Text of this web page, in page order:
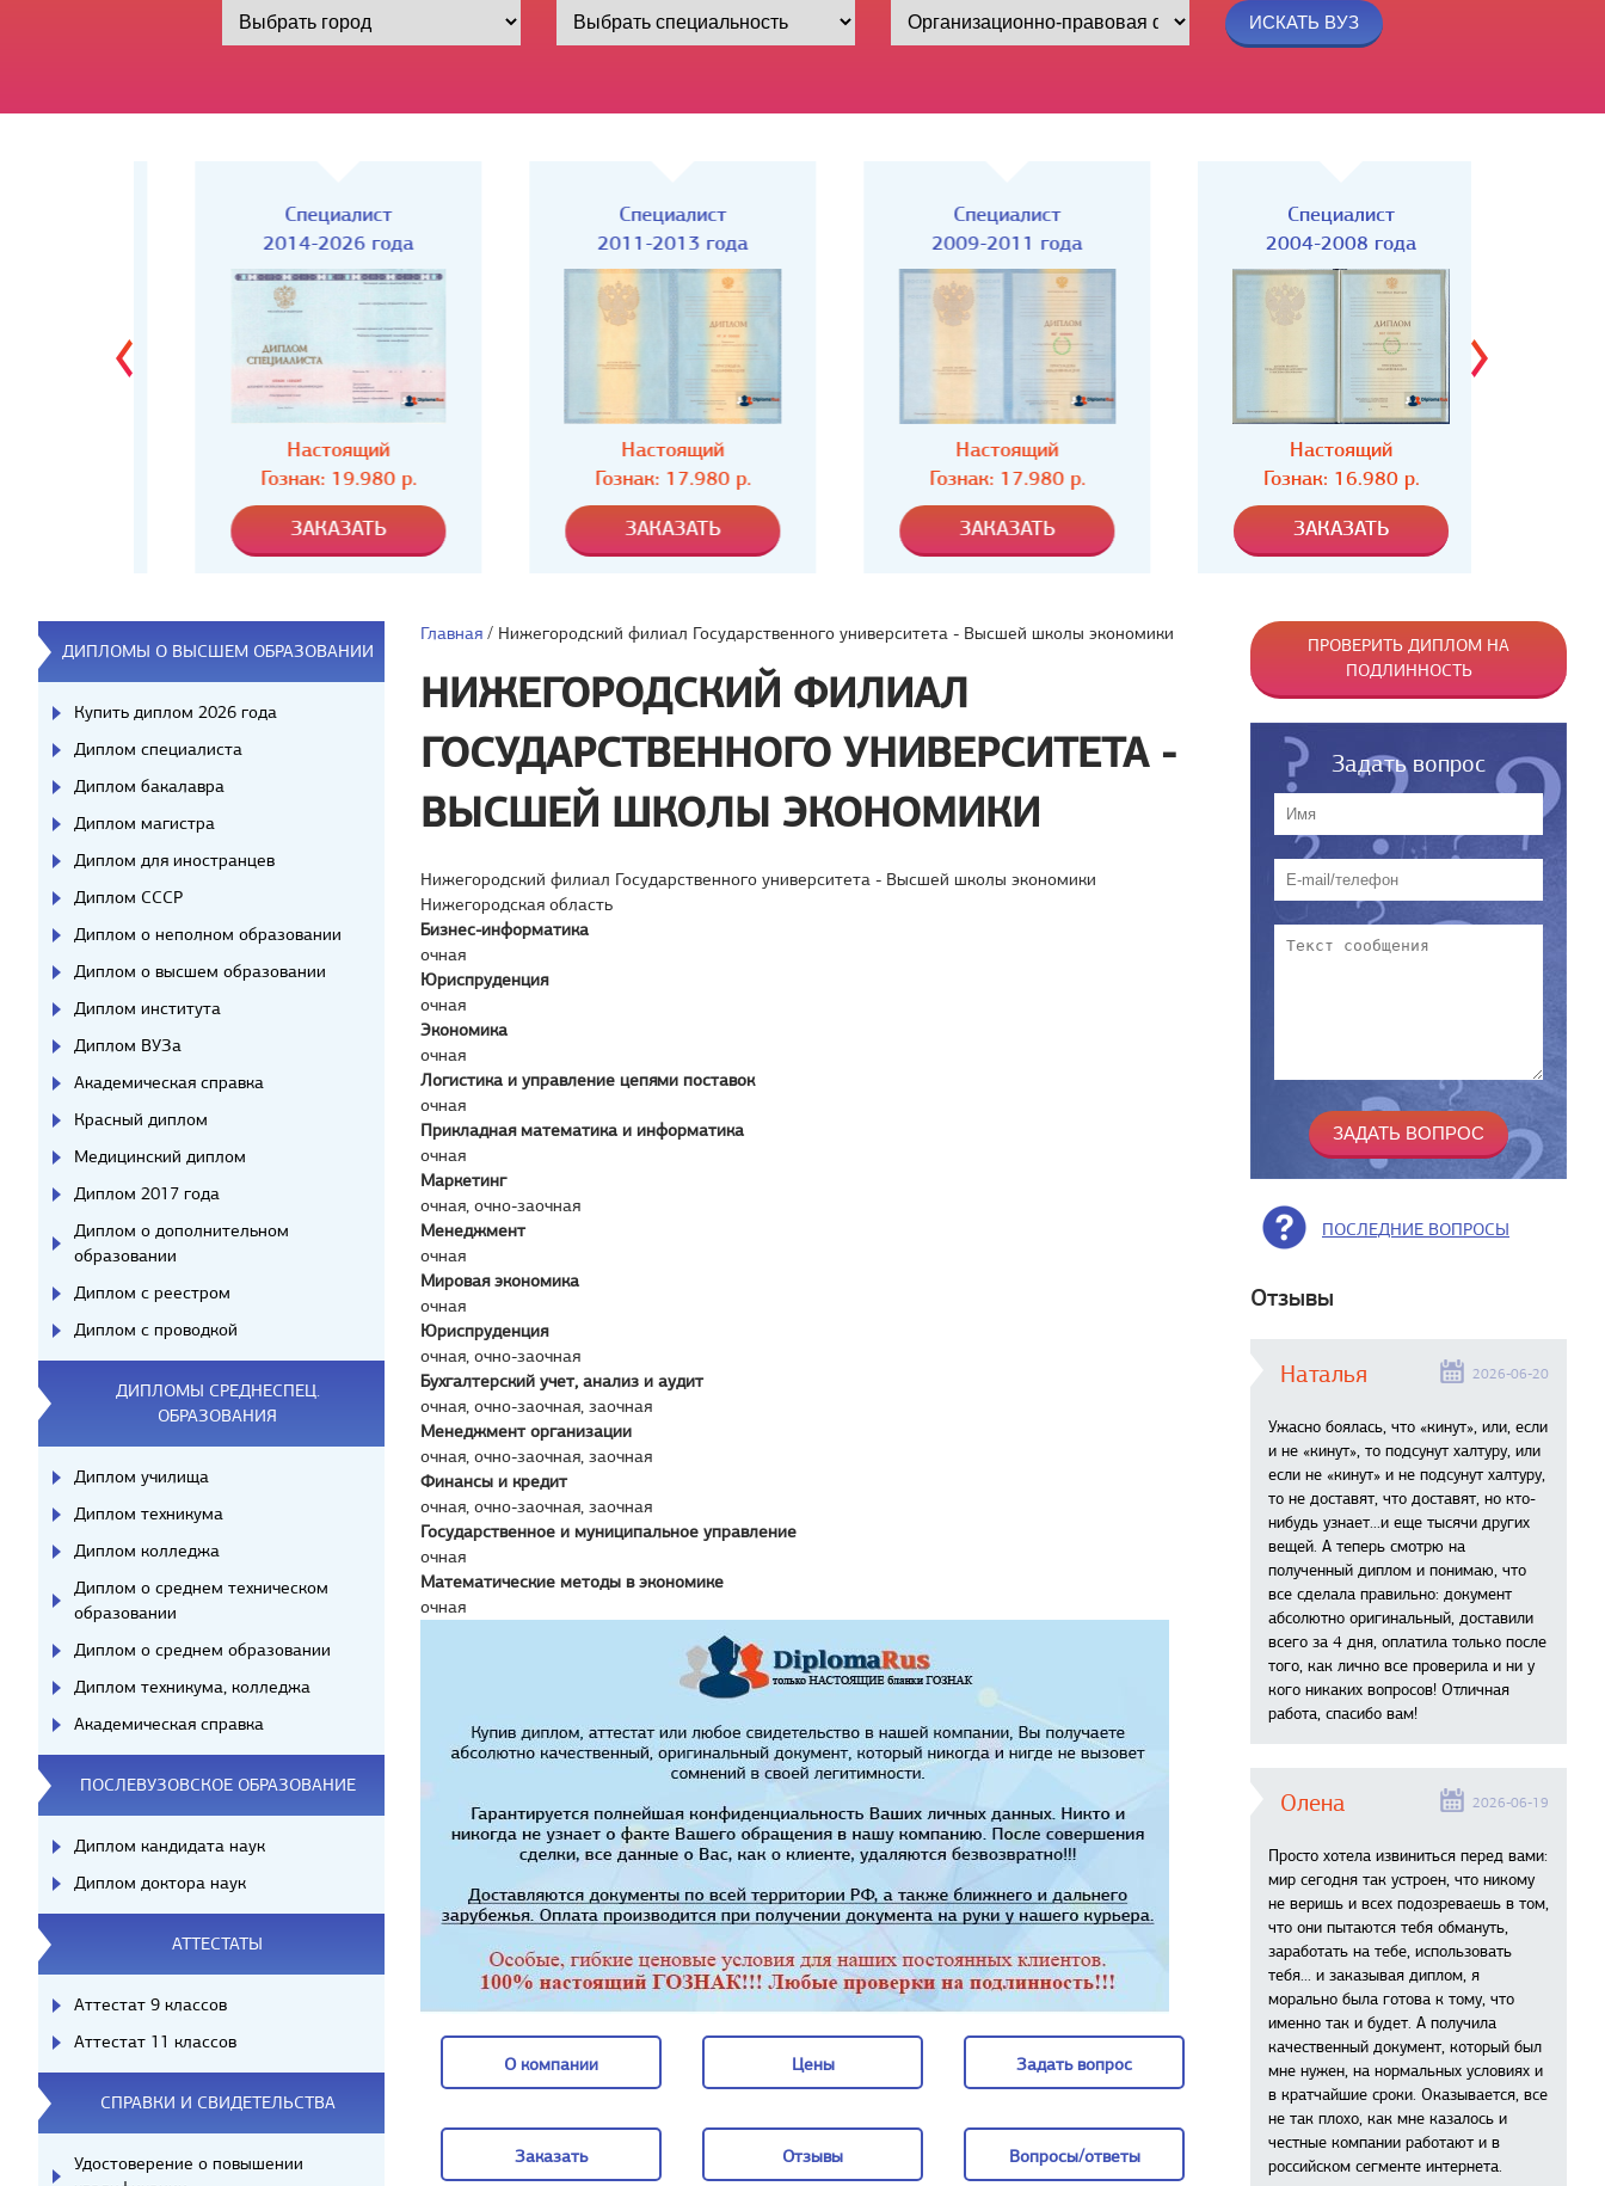
Специалист
2014-2026 года
Настоящий
Гознак: 19.980 р.
Специалист
2011-2013 года
Настоящий
Гознак: 17.980 р.
Специалист
2009-2011 года
Настоящий
Гознак: 17.980 р.
Специалист
2004-2008 года
Настоящий
Гознак: 16.980 р.
Главная / Нижегородский филиал Государственного университета - Высшей школы экономики
НИЖЕГОРОДСКИЙ ФИЛИАЛ
ГОСУДАРСТВЕННОГО УНИВЕРСИТЕТА -
ВЫСШЕЙ ШКОЛЫ ЭКОНОМИКИ
Нижегородский филиал Государственного университета - Высшей школы экономики
Нижегородская область
Бизнес-информатика
очная
Юриспруденция
очная
Экономика
очная
Логистика и управление цепями поставок
очная
Прикладная математика и информатика
очная
Маркетинг
очная, очно-заочная
Менеджмент
очная
Мировая экономика
очная
Юриспруденция
очная, очно-заочная
Бухгалтерский учет, анализ и аудит
очная, очно-заочная, заочная
Менеджмент организации
очная, очно-заочная, заочная
Финансы и кредит
очная, очно-заочная, заочная
Государственное и муниципальное управление
очная
Математические методы в экономике
очная
О компании Цены Задать вопрос
Заказать Отзывы Вопросы/ответы
ДИПЛОМЫ О ВЫСШЕМ ОБРАЗОВАНИИ
Купить диплом 2026 года
Диплом специалиста
Диплом бакалавра
Диплом магистра
Диплом для иностранцев
Диплом СССР
Диплом о неполном образовании
Диплом о высшем образовании
Диплом института
Диплом ВУЗа
Академическая справка
Красный диплом
Медицинский диплом
Диплом 2017 года
Диплом о дополнительном
образовании
Диплом с реестром
Диплом с проводкой
ДИПЛОМЫ СРЕДНЕСПЕЦ.
ОБРАЗОВАНИЯ
Диплом училища
Диплом техникума
Диплом колледжа
Диплом о среднем техническом
образовании
Диплом о среднем образовании
Диплом техникума, колледжа
Академическая справка
ПОСЛЕВУЗОВСКОЕ ОБРАЗОВАНИЕ
Диплом кандидата наук
Диплом доктора наук
АТТЕСТАТЫ
Аттестат 9 классов
Аттестат 11 классов
СПРАВКИ И СВИДЕТЕЛЬСТВА
Удостоверение о повышении
ПРОВЕРИТЬ ДИПЛОМ НА
ПОДЛИННОСТЬ
Задать вопрос
ПОСЛЕДНИЕ ВОПРОСЫ
Отзывы
Наталья 2026-06-20
Ужасно боялась, что «кинут», или, если
и не «кинут», то подсунут халтуру, или
если не «кинут» и не подсунут халтуру,
то не доставят, что доставят, но кто-
нибудь узнает...и еще тысячи других
вещей. А теперь смотрю на
полученный диплом и понимаю, что
все сделала правильно: документ
абсолютно оригинальный, доставили
всего за 4 дня, оплатила только после
того, как лично все проверила и ни у
кого никаких вопросов! Отличная
работа, спасибо вам!
Олена 2026-06-19
Просто хотела извиниться перед вами:
мир сегодня так устроен, что никому
не веришь и всех подозреваешь в том,
что они пытаются тебя обмануть,
заработать на тебе, использовать
тебя... и заказывая диплом, я
морально была готова к тому, что
именно так и будет. А получила
качественный документ, который был
мне нужен, на нормальных условиях и
в кратчайшие сроки. Оказывается, все
не так плохо, как мне казалось и
честные компании работают и в
российском сегменте интернета.